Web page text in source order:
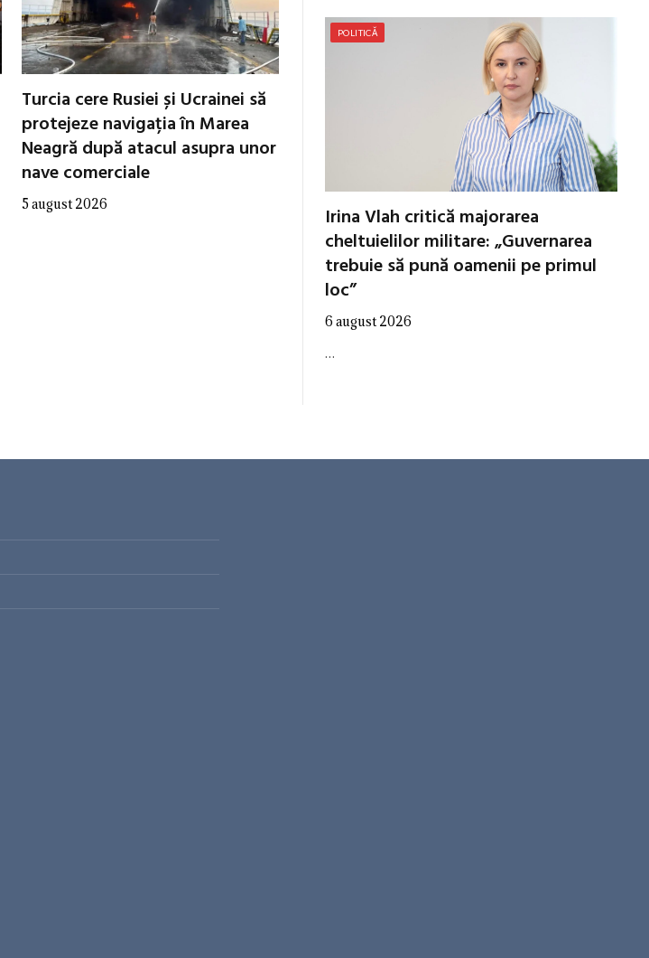
Turcia cere Rusiei și Ucrainei să
protejeze navigația în Marea
Neagră după atacul asupra unor
nave comerciale
5 august 2026
POLITICĂ
Irina Vlah critică majorarea
cheltuielilor militare: „Guvernarea
trebuie să pună oamenii pe primul
loc”
6 august 2026
…